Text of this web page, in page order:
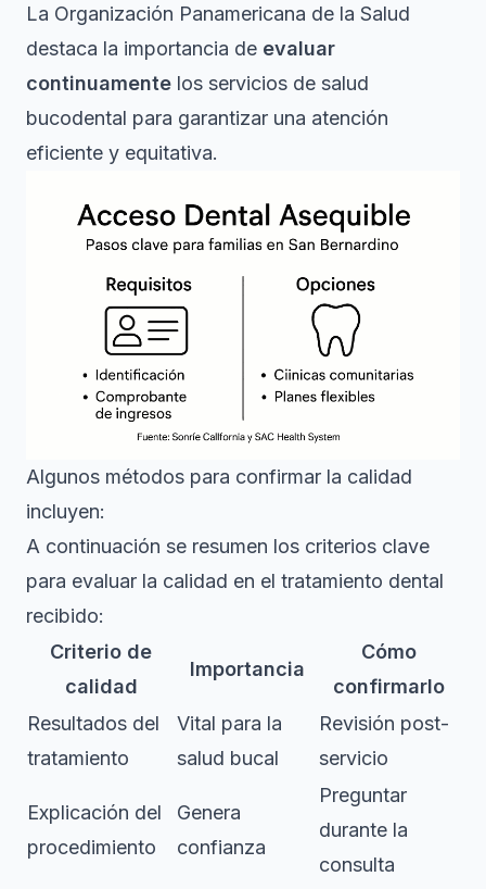
La Organización Panamericana de la Salud
destaca la importancia de evaluar
continuamente los servicios de salud
bucodental para garantizar una atención
eficiente y equitativa.
Algunos métodos para confirmar la calidad
incluyen:
A continuación se resumen los criterios clave
para evaluar la calidad en el tratamiento dental
recibido:
Criterio de
calidad
Importancia
Cómo
confirmarlo
Resultados del
tratamiento
Vital para la
salud bucal
Revisión post-
servicio
Explicación del
procedimiento
Genera
confianza
Preguntar
durante la
consulta